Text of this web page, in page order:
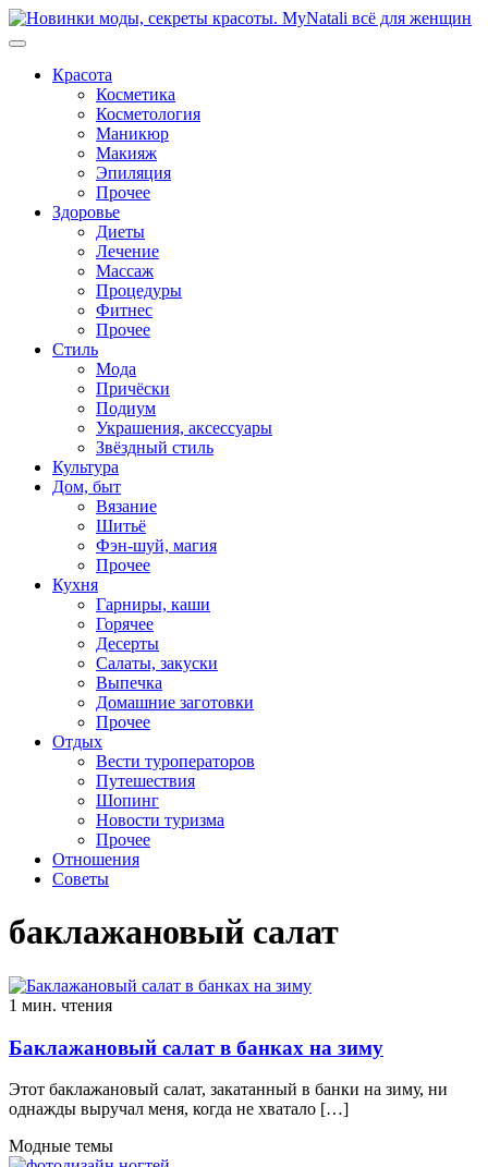
Перейти
к
Красота
Косметика
Косметология
Маникюр
Макияж
Эпиляция
Прочее
Здоровье
Диеты
Лечение
Массаж
Процедуры
Фитнес
Прочее
Стиль
Мода
Причёски
Подиум
Украшения, аксессуары
Звёздный стиль
Культура
Дом, быт
Вязание
Шитьё
Фэн-шуй, магия
Прочее
Кухня
Гарниры, каши
Горячее
Десерты
Салаты, закуски
Выпечка
Домашние заготовки
Прочее
Отдых
Вести туроператоров
Путешествия
Шопинг
Новости туризма
Прочее
Отношения
Советы
баклажановый салат
1 мин. чтения
Баклажановый салат в банках на зиму
Этот баклажановый салат, закатанный в банки на зиму, ни
однажды выручал меня, когда не хватало […]
Модные темы